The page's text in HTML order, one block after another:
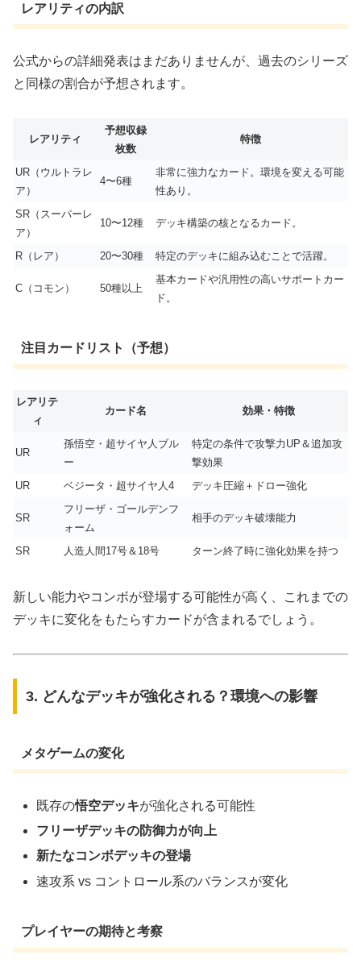
レアリティの内訳
公式からの詳細発表はまだありませんが、過去のシリーズ
と同様の割合が予想されます。
レアリティ
予想収録
枚数
特徴
UR（ウルトラレ
ア）
4〜6種
非常に強力なカード。環境を変える可能
性あり。
SR（スーパーレ
ア）
10〜12種 デッキ構築の核となるカード。
R（レア） 20〜30種 特定のデッキに組み込むことで活躍。
C（コモン） 50種以上
基本カードや汎用性の高いサポートカー
ド。
注目カードリスト（予想）
レアリテ
ィ
カード名 効果・特徴
UR
孫悟空・超サイヤ人ブル
ー
特定の条件で攻撃力UP＆追加攻
撃効果
UR
ベジータ・超サイヤ人4 デッキ圧縮＋ドロー強化
SR
フリーザ・ゴールデンフ
ォーム
相手のデッキ破壊能力
SR 人造人間17号＆18号 ターン終了時に強化効果を持つ
新しい能力やコンボが登場する可能性が高く、これまでの
デッキに変化をもたらすカードが含まれるでしょう。
3. どんなデッキが強化される？環境への影響
メタゲームの変化
既存の悟空デッキが強化される可能性
フリーザデッキの防御力が向上
新たなコンボデッキの登場
速攻系 vs コントロール系のバランスが変化
プレイヤーの期待と考察